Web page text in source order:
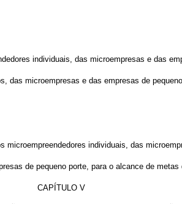
individuais, das microempresas e das
das microempresas e das empresas de
individuais, das
de pequeno porte, para o alcance de
CAPÍTULO V